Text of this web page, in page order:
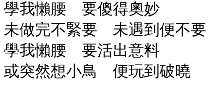
學我懶腰 要傻得奧妙
未做完不緊要 未遇到便不要
學我懶腰 要活出意料
或突然想小鳥 便玩到破曉